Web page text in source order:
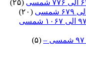
(۲۵)
(۲۰)
(۵)